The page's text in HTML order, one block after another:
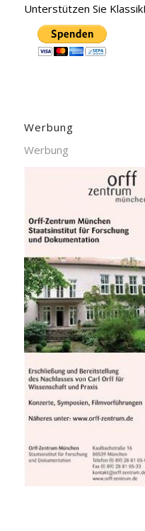
Unterstützen Sie
Werbung
Werbung